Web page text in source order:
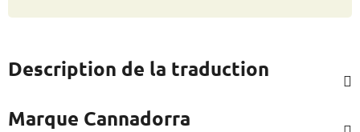
Description de la traduction
Marque Cannadorra